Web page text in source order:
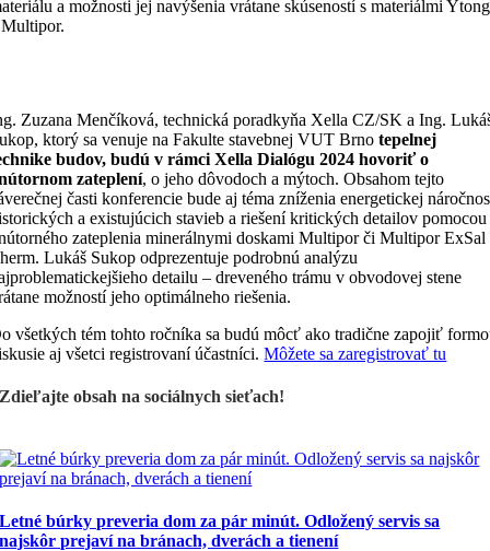
a možnosti jej navýšenia vrátane skúseností s materiálmi Ytong
Zuzana Menčíková, technická poradkyňa Xella CZ/SK a Ing.
ktorý sa venuje na Fakulte stavebnej VUT Brnotepelnej
budov, budú v rámci Xella Dialógu 2024 hovoriť o
zateplení, o jeho dôvodoch a mýtoch. Obsahom tejto
časti konferencie bude aj téma zníženia energetickej
a existujúcich stavieb a riešení kritických detailov pomocou
zateplenia minerálnymi doskami Multipor či Multipor ExSal
Lukáš Sukop odprezentuje podrobnú analýzu
detailu – dreveného trámu v obvodovej stene
možností jeho optimálneho riešenia.
všetkých tém tohto ročníka sa budú môcť ako tradične zapojiť
aj všetci registrovaní účastníci.Môžete sa zaregistrovať tu
Zdieľajte obsah na sociálnych sieťach!
Letné búrky preveria dom za pár minút. Odložený servis sa
najskôr prejaví na bránach, dverách a tienení